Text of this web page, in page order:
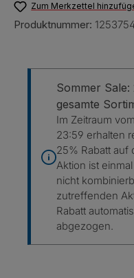
Zum Merkzettel
Produktnummer:
Sommer
gesamte
Im Zeitraum
23:59 erhalten
25% Rabatt auf
Aktion ist
nicht
zutreffenden
Rabatt
abgezogen.